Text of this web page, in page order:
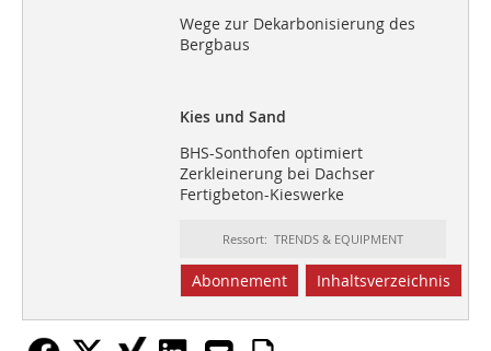
Wege zur Dekarbonisierung des
Bergbaus
Kies und Sand
BHS-Sonthofen optimiert
Zerkleinerung bei Dachser
Fertigbeton-Kieswerke
Ressort: TRENDS & EQUIPMENT
Abonnement Inhaltsverzeichnis